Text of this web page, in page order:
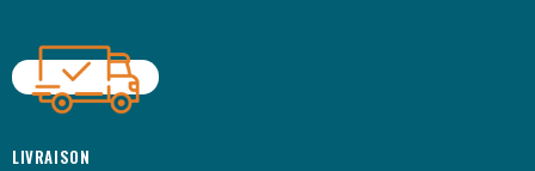
LIVRAISON